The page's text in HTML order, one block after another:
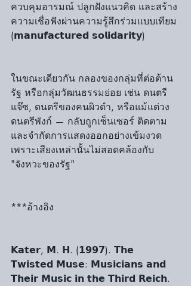
ควบคุมอารมณ์ ปลูกฝังแนวคิด และสร้าง
ความเชื่อฟังผ่านความรู้สึกร่วมแบบเทียม
(𝗺𝗮𝗻𝘂𝗳𝗮𝗰𝘁𝘂𝗿𝗲𝗱 𝘀𝗼𝗹𝗶𝗱𝗮𝗿𝗶𝘁𝘆)
ในขณะเดียวกัน กลองของกลุ่มที่ต่อต้าน
รัฐ หรือกลุ่มวัฒนธรรมย่อย เช่น ดนตรี
แจ๊ซ, ดนตรีของคนผิวดำ, หรือแม้แต่วง
ดนตรีพังก์ — กลับถูกเซ็นเซอร์ ติดตาม
และจำกัดการแสดงออกอย่างเข้มงวด
เพราะเสียงเหล่านั้นไม่สอดคล้องกับ
"จังหวะของรัฐ"
***อ้างอิง
𝗞𝗮𝘁𝗲𝗿, 𝗠. 𝗛. (𝟭𝟵𝟵𝟳). 𝗧𝗵𝗲
𝗧𝘄𝗶𝘀𝘁𝗲𝗱 𝗠𝘂𝘀𝗲: 𝗠𝘂𝘀𝗶𝗰𝗶𝗮𝗻𝘀 𝗮𝗻𝗱
𝗧𝗵𝗲𝗶𝗿 𝗠𝘂𝘀𝗶𝗰 𝗶𝗻 𝘁𝗵𝗲 𝗧𝗵𝗶𝗿𝗱 𝗥𝗲𝗶𝗰𝗵.